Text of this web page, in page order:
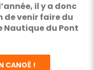
il y a donc
de venir faire du
Nautique du Pont
CANOË !